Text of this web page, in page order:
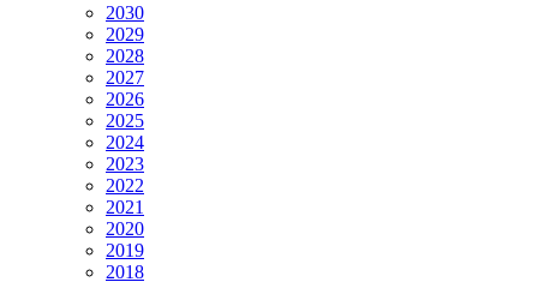
2030
2029
2028
2027
2026
2025
2024
2023
2022
2021
2020
2019
2018